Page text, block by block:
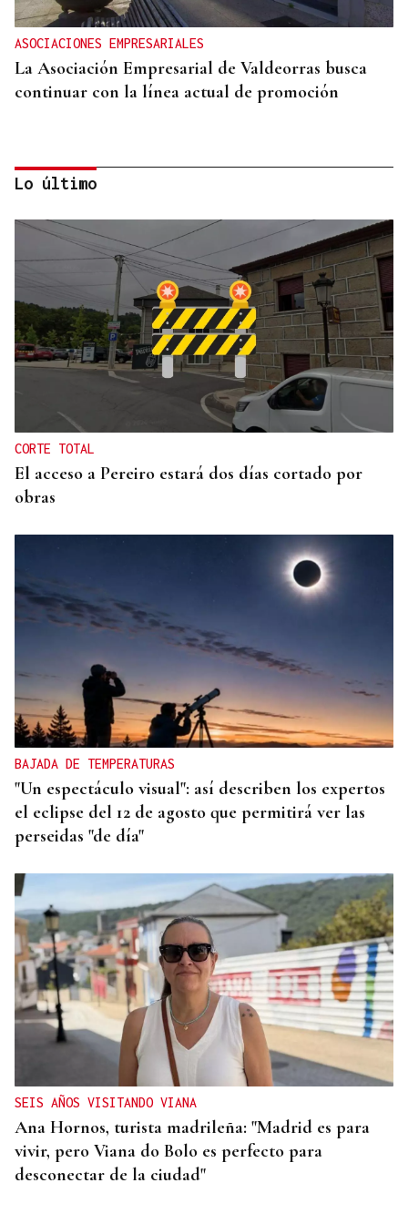
ASOCIACIONES EMPRESARIALES
La Asociación Empresarial de Valdeorras busca
continuar con la línea actual de promoción
DISTRIBUIDORA FAMILIAR
Gaseosas Roca, medio siglo creciendo junto a
Valdeorras y Coca-Cola
Lo último
CORTE TOTAL
El acceso a Pereiro estará dos días cortado por
obras
BAJADA DE TEMPERATURAS
"Un espectáculo visual": así describen los expertos
el eclipse del 12 de agosto que permitirá ver las
perseidas "de día"
SEIS AÑOS VISITANDO VIANA
Ana Hornos, turista madrileña: "Madrid es para
vivir, pero Viana do Bolo es perfecto para
desconectar de la ciudad"